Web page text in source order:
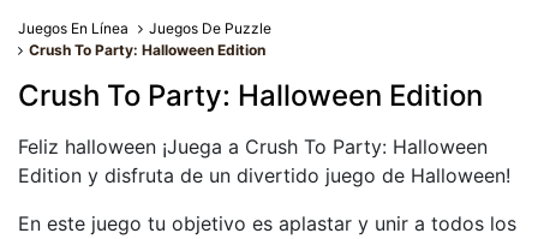
Juegos En Línea
Juegos De Puzzle
Crush To Party: Halloween Edition
Crush To Party: Halloween Edition
Feliz halloween ¡Juega a Crush To Party: Halloween
Edition y disfruta de un divertido juego de Halloween!
En este juego tu objetivo es aplastar y unir a todos los